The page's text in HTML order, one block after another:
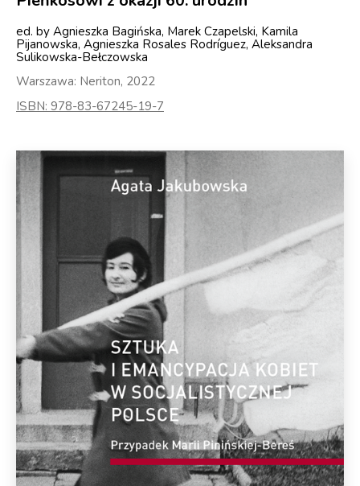
ed. by Agnieszka Bagińska, Marek Czapelski, Kamila
Pijanowska, Agnieszka Rosales Rodríguez, Aleksandra
Sulikowska-Bełczowska
Warszawa: Neriton, 2022
ISBN: 978-83-67245-19-7